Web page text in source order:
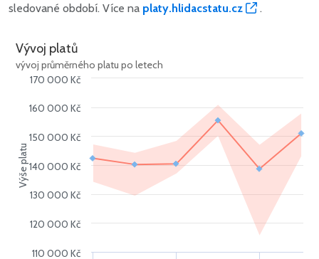
sledované období. Více na platy.hlidacstatu.cz .
Výše platu
Vývoj platů
vývoj průměrného platu po letech
110 000 Kč
120 000 Kč
130 000 Kč
140 000 Kč
150 000 Kč
160 000 Kč
170 000 Kč